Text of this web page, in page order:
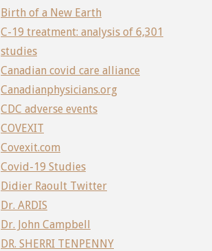
Birth of a New Earth
C-19 treatment: analysis of 6,301
studies
Canadian covid care alliance
Canadianphysicians.org
CDC adverse events
COVEXIT
Covexit.com
Covid-19 Studies
Didier Raoult Twitter
Dr. ARDIS
Dr. John Campbell
DR. SHERRI TENPENNY